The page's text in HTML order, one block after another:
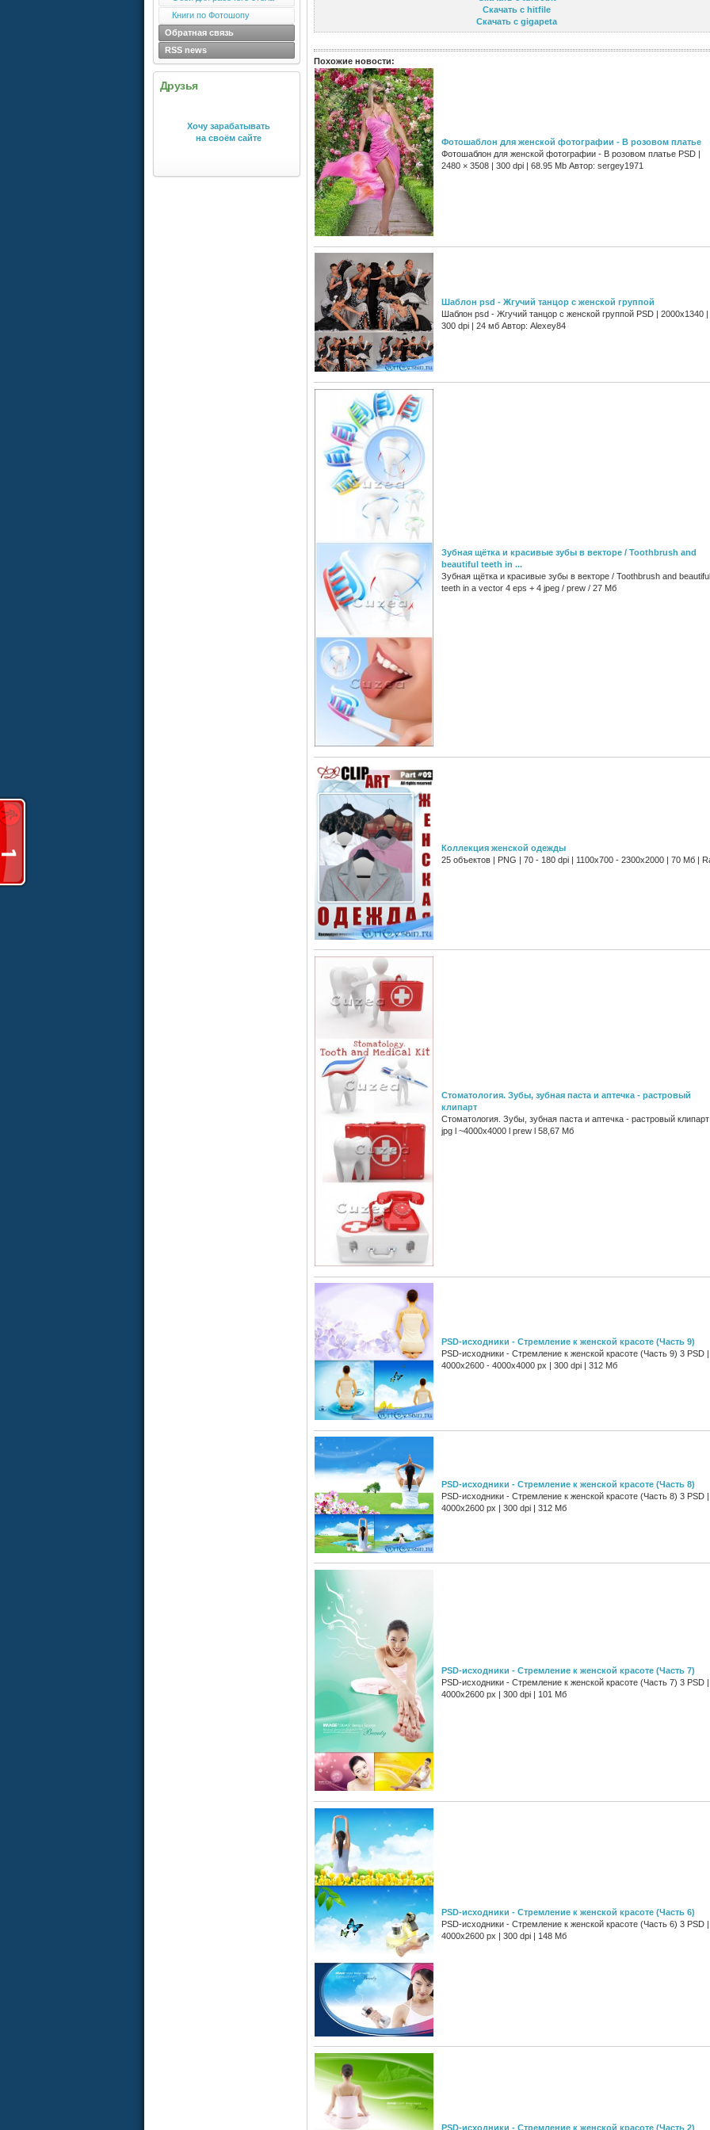
Книги по Фотошопу
Обратная связь
RSS news
Друзья
Хочу зарабатывать
на своём сайте
Скачать с hitfile
Скачать с gigapeta
Похожие новости:
Фотошаблон для женской фотографии - В розовом платье
Фотошаблон для женской фотографии - В розовом платье PSD |
2480 × 3508 | 300 dpi | 68.95 Mb Автор: sergey1971
Шаблон psd - Жгучий танцор с женской группой
Шаблон psd - Жгучий танцор с женской группой PSD | 2000x1340 |
300 dpi | 24 мб Автор: Alexey84
Зубная щётка и красивые зубы в векторе / Toothbrush and
beautiful teeth in ...
Зубная щётка и красивые зубы в векторе / Toothbrush and beautiful
teeth in a vector 4 eps + 4 jpeg / prew / 27 Мб
Коллекция женской одежды
25 объектов | PNG | 70 - 180 dpi | 1100x700 - 2300x2000 | 70 Мб |
Стоматология. Зубы, зубная паста и аптечка - растровый
клипарт
Стоматология. Зубы, зубная паста и аптечка - растровый
jpg l ~4000x4000 l prew l 58,67 Мб
PSD-исходники - Стремление к женской красоте (Часть 9)
PSD-исходники - Стремление к женской красоте (Часть 9) 3 PSD |
4000x2600 - 4000x4000 px | 300 dpi | 312 Мб
PSD-исходники - Стремление к женской красоте (Часть 8)
PSD-исходники - Стремление к женской красоте (Часть 8) 3 PSD |
4000x2600 px | 300 dpi | 312 Мб
PSD-исходники - Стремление к женской красоте (Часть 7)
PSD-исходники - Стремление к женской красоте (Часть 7) 3 PSD |
4000x2600 px | 300 dpi | 101 Мб
PSD-исходники - Стремление к женской красоте (Часть 6)
PSD-исходники - Стремление к женской красоте (Часть 6) 3 PSD |
4000x2600 px | 300 dpi | 148 Мб
PSD-исходники - Стремление к женской красоте (Часть 2)